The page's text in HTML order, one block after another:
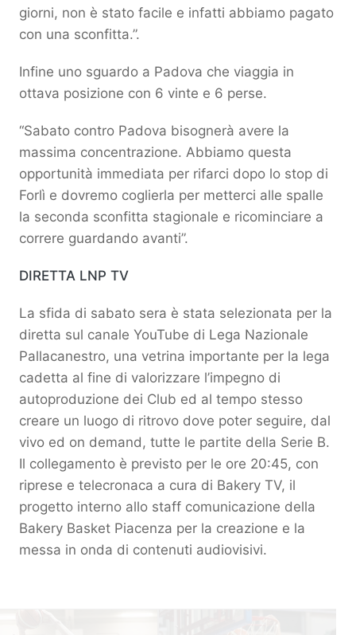
giorni, non è stato facile e infatti abbiamo pagato
con una sconfitta.”.
Infine uno sguardo a Padova che viaggia in
ottava posizione con 6 vinte e 6 perse.
“Sabato contro Padova bisognerà avere la
massima concentrazione. Abbiamo questa
opportunità immediata per rifarci dopo lo stop di
Forlì e dovremo coglierla per metterci alle spalle
la seconda sconfitta stagionale e ricominciare a
correre guardando avanti”.
DIRETTA LNP TV
La sfida di sabato sera è stata selezionata per la
diretta sul canale YouTube di Lega Nazionale
Pallacanestro, una vetrina importante per la lega
cadetta al fine di valorizzare l’impegno di
autoproduzione dei Club ed al tempo stesso
creare un luogo di ritrovo dove poter seguire, dal
vivo ed on demand, tutte le partite della Serie B.
Il collegamento è previsto per le ore 20:45, con
riprese e telecronaca a cura di Bakery TV, il
progetto interno allo staff comunicazione della
Bakery Basket Piacenza per la creazione e la
messa in onda di contenuti audiovisivi.